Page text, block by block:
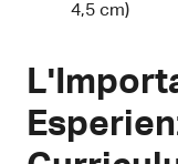
4,5 cm)